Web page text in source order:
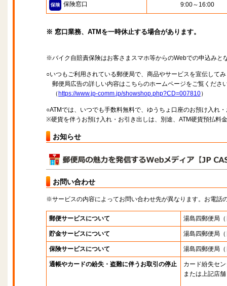
保険窓口 9:00～16:00
※ 窓口業務、ATMを一時休止する場合があります。
※バイク自賠責保険はお客さまスマホ等からのWebでの申込みと
○いつもご利用されている郵便局で、商品やサービスを宣伝して
郵便局広告の詳しい内容はこちらのホームページをご覧くださ
（ https://www.jp-comm.jp/showshop.php?CD=007810）
○ATMでは、いつでも手数料無料で、ゆうちょ口座のお預け入れ
※硬貨を伴うお預け入れ・お引き出しは、別途、ATM硬貨預払料
お知らせ
お問い合わせ
※サービスの内容によってお問い合わせ先が異なります。お電話
郵便サービスについて 湯島四郵便局
貯金サービスについて 湯島四郵便局
保険サービスについて 湯島四郵便局
通帳やカードの紛失・盗難に伴うお取引の停止
カード紛失セ
または上記店舗